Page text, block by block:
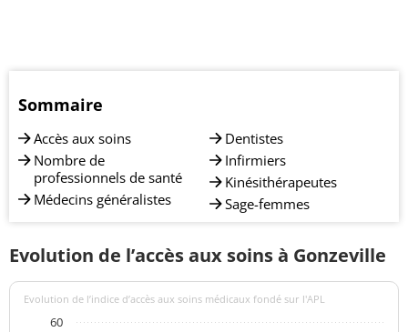
Sommaire
Accès aux soins
Nombre de
professionnels de santé
Médecins généralistes
Dentistes
Infirmiers
Kinésithérapeutes
Sage-femmes
Evolution de l’accès aux soins à Gonzeville
Evolution de l’indice d’accès aux soins médicaux fondé sur l'APL
60